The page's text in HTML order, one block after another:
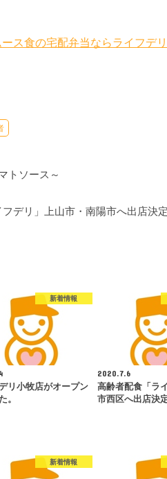
ス食の宅配弁当ならライフデ
トソース～
デリ」上山市・南陽市へ出店決定
新着情報
リ小牧店がオープン
。
2020.7.6
高齢者配食「ラ
市西区へ出店決
新着情報